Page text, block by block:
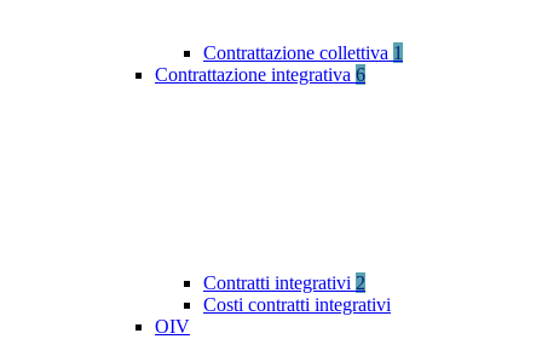
Contrattazione collettiva 1
Contrattazione integrativa 6
Contratti integrativi 2
Costi contratti integrativi
OIV